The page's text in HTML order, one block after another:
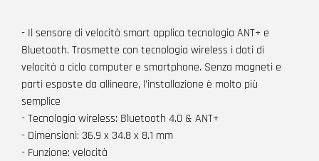
- Il sensore di velocità smart applica tecnologia ANT+ e
Bluetooth. Trasmette con tecnologia wireless i dati di
velocità a ciclo computer e smartphone. Senza magneti e
parti esposte da allineare, l’installazione è molto più
semplice
- Tecnologia wireless: Bluetooth 4.0 & ANT+
- Dimensioni: 36.9 x 34.8 x 8.1 mm
- Funzione: velocità